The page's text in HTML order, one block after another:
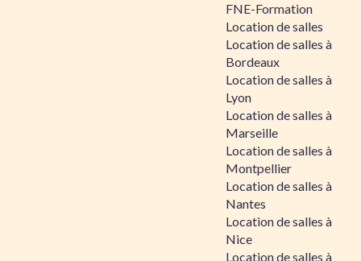
FNE-Formation
Location de salles
Location de salles à
Bordeaux
Location de salles à
Lyon
Location de salles à
Marseille
Location de salles à
Montpellier
Location de salles à
Nantes
Location de salles à
Nice
Location de salles à